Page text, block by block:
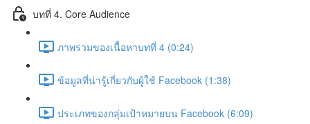
บทที่ 4. Core Audience
ภาพรวมของเนื้อหาบทที่ 4 (0:24)
ข้อมูลที่น่ารู้เกี่ยวกับผู้ใช้ Facebook (1:38)
ประเภทของกลุ่มเป้าหมายบน Facebook (6:09)